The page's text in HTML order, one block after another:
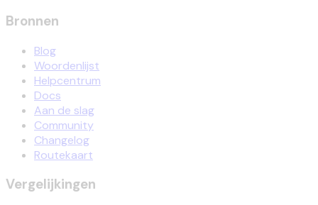
Bronnen
Blog
Woordenlijst
Helpcentrum
Docs
Aan de slag
Community
Changelog
Routekaart
Vergelijkingen